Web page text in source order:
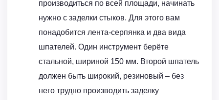
производиться по всей площади, начинать
нужно с заделки стыков. Для этого вам
понадобится лента-серпянка и два вида
шпателей. Один инструмент берёте
стальной, шириной 150 мм. Второй шпатель
должен быть широкий, резиновый – без
него трудно производить заделку